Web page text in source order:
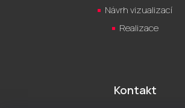
Návrh vizualizací
Realizace
Kontakt